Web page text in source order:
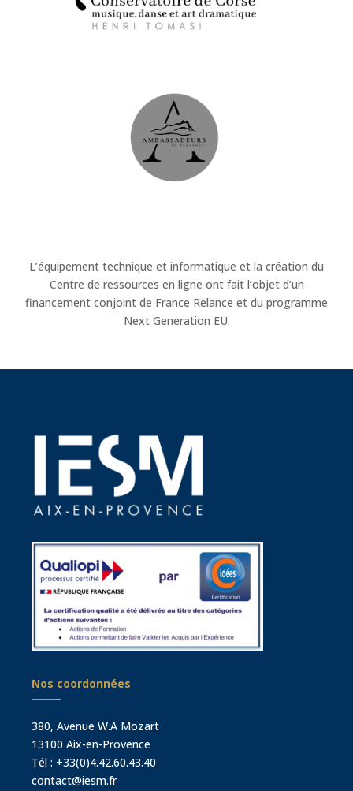
L’équipement technique et informatique et la création du
Centre de ressources en ligne ont fait l’objet d’un
financement conjoint de France Relance et du programme
Next Generation EU.
Nos coordonnées
380, Avenue W.A Mozart
13100 Aix-en-Provence
Tél : +33(0)4.42.60.43.40
contact@iesm.fr